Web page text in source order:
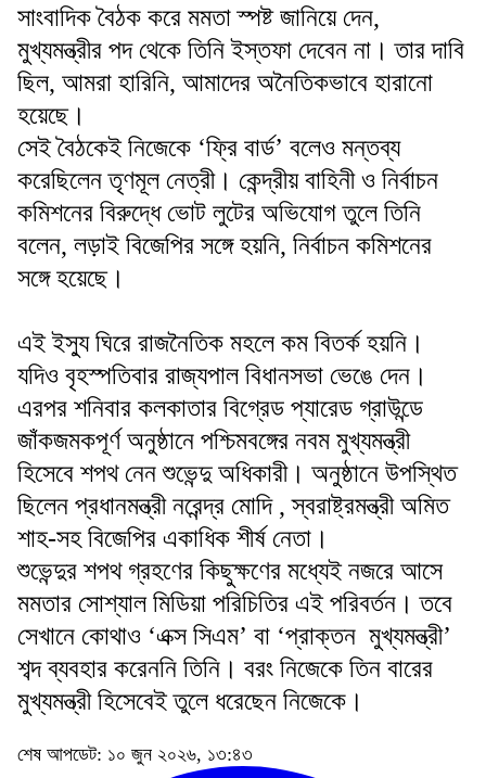
সাংবাদিক বৈঠক করে মমতা স্পষ্ট জানিয়ে দেন,
মুখ্যমন্ত্রীর পদ থেকে তিনি ইস্তফা দেবেন না। তার দাবি
ছিল, আমরা হারিনি, আমাদের অনৈতিকভাবে হারানো
হয়েছে।
সেই বৈঠকেই নিজেকে ‘ফ্রি বার্ড’ বলেও মন্তব্য
করেছিলেন তৃণমূল নেত্রী। কেন্দ্রীয় বাহিনী ও নির্বাচন
কমিশনের বিরুদ্ধে ভোট লুটের অভিযোগ তুলে তিনি
বলেন, লড়াই বিজেপির সঙ্গে হয়নি, নির্বাচন কমিশনের
সঙ্গে হয়েছে।
এই ইস্যু ঘিরে রাজনৈতিক মহলে কম বিতর্ক হয়নি।
যদিও বৃহস্পতিবার রাজ্যপাল বিধানসভা ভেঙে দেন।
এরপর শনিবার কলকাতার বিগ্রেড প্যারেড গ্রাউন্ডে
জাঁকজমকপূর্ণ অনুষ্ঠানে পশ্চিমবঙ্গের নবম মুখ্যমন্ত্রী
হিসেবে শপথ নেন শুভেন্দু অধিকারী। অনুষ্ঠানে উপস্থিত
ছিলেন প্রধানমন্ত্রী নরেন্দ্র মোদি , স্বরাষ্ট্রমন্ত্রী অমিত
শাহ-সহ বিজেপির একাধিক শীর্ষ নেতা।
শুভেন্দুর শপথ গ্রহণের কিছুক্ষণের মধ্যেই নজরে আসে
মমতার সোশ্যাল মিডিয়া পরিচিতির এই পরিবর্তন। তবে
সেখানে কোথাও ‘এক্স সিএম’ বা ‘প্রাক্তন মুখ্যমন্ত্রী’
শব্দ ব্যবহার করেননি তিনি। বরং নিজেকে তিন বারের
মুখ্যমন্ত্রী হিসেবেই তুলে ধরেছেন নিজেকে।
শেষ আপডেট: ১০ জুন ২০২৬, ১৩:৪৩